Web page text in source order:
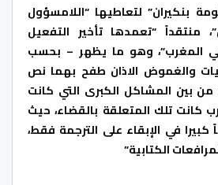
بنكيران” لتعاطيها “اللامسؤول
منتقداً “تعمدها تأخير التفعيل
في المغرب”، وهو ما يظهر – بحسب
والغموض الاذان طفح بهما نص
من بين المشاكل الكبرى التي كانت
كانت تلك المتعلقة بالقضاء، حيث
كبيرا في الإبقاء على الترجمة فقط،
الكتابية”